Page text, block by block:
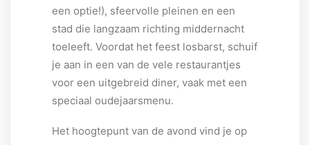
een optie!), sfeervolle pleinen en een
stad die langzaam richting middernacht
toeleeft. Voordat het feest losbarst, schuif
je aan in een van de vele restaurantjes
voor een uitgebreid diner, vaak met een
speciaal oudejaarsmenu.
Het hoogtepunt van de avond vind je op